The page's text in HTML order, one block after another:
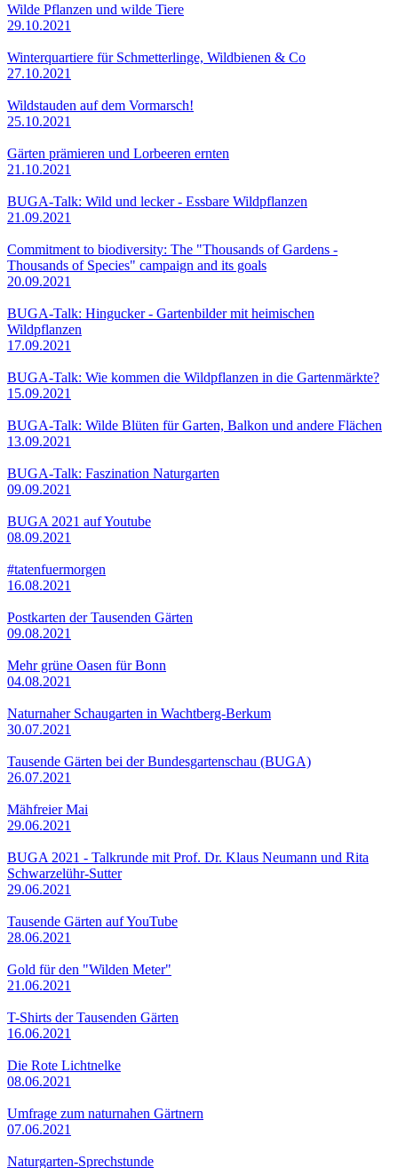
Wilde Pflanzen und wilde Tiere
29.10.2021
Winterquartiere für Schmetterlinge, Wildbienen & Co
27.10.2021
Wildstauden auf dem Vormarsch!
25.10.2021
Gärten prämieren und Lorbeeren ernten
21.10.2021
BUGA-Talk: Wild und lecker - Essbare Wildpflanzen
21.09.2021
Commitment to biodiversity: The "Thousands of Gardens -
Thousands of Species" campaign and its goals
20.09.2021
BUGA-Talk: Hingucker - Gartenbilder mit heimischen
Wildpflanzen
17.09.2021
BUGA-Talk: Wie kommen die Wildpflanzen in die Gartenmärkte?
15.09.2021
BUGA-Talk: Wilde Blüten für Garten, Balkon und andere Flächen
13.09.2021
BUGA-Talk: Faszination Naturgarten
09.09.2021
BUGA 2021 auf Youtube
08.09.2021
#tatenfuermorgen
16.08.2021
Postkarten der Tausenden Gärten
09.08.2021
Mehr grüne Oasen für Bonn
04.08.2021
Naturnaher Schaugarten in Wachtberg-Berkum
30.07.2021
Tausende Gärten bei der Bundesgartenschau (BUGA)
26.07.2021
Mähfreier Mai
29.06.2021
BUGA 2021 - Talkrunde mit Prof. Dr. Klaus Neumann und Rita
Schwarzelühr-Sutter
29.06.2021
Tausende Gärten auf YouTube
28.06.2021
Gold für den "Wilden Meter"
21.06.2021
T-Shirts der Tausenden Gärten
16.06.2021
Die Rote Lichtnelke
08.06.2021
Umfrage zum naturnahen Gärtnern
07.06.2021
Naturgarten-Sprechstunde